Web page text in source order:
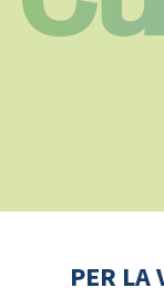
PER LA